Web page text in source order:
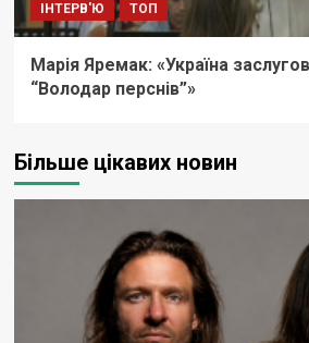
ІНТЕРВ'Ю ТОП
Марія Яремак: «Україна
“Володар перснів”»
Більше цікавих новин